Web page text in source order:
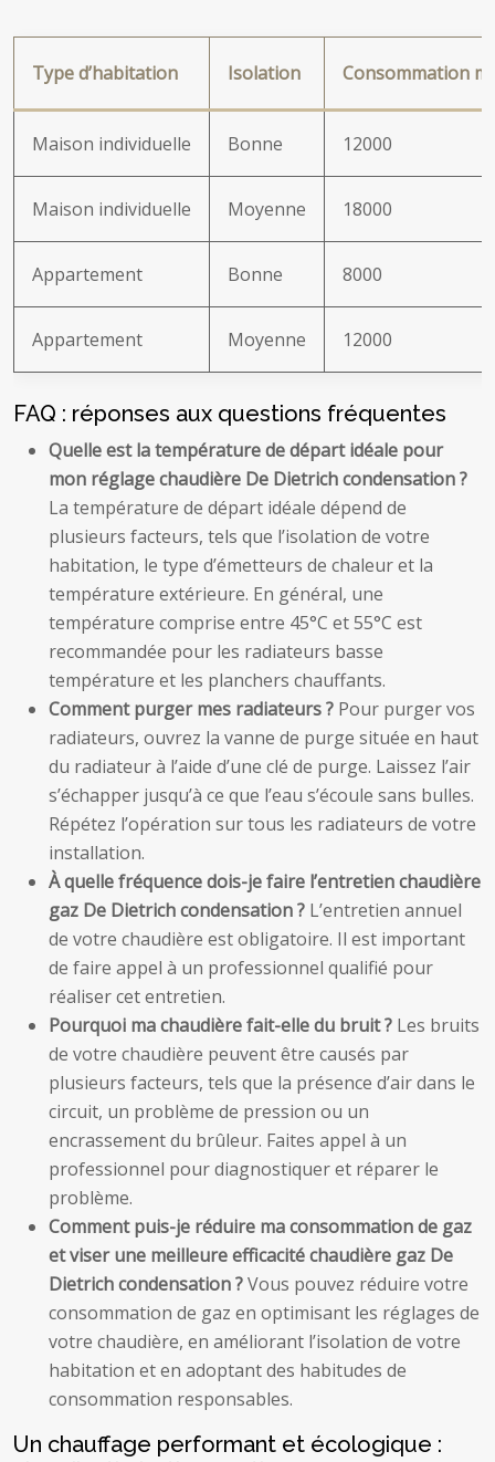
Type d’habitation Isolation Consommation
Maison individuelle Bonne 12000
Maison individuelle Moyenne 18000
Appartement Bonne 8000
Appartement Moyenne 12000
FAQ : réponses aux questions fréquentes
Quelle est la température de départ idéale pour
mon réglage chaudière De Dietrich condensation ?
La température de départ idéale dépend de
plusieurs facteurs, tels que l’isolation de votre
habitation, le type d’émetteurs de chaleur et la
température extérieure. En général, une
température comprise entre 45°C et 55°C est
recommandée pour les radiateurs basse
température et les planchers chauffants.
Comment purger mes radiateurs ? Pour purger vos
radiateurs, ouvrez la vanne de purge située en haut
du radiateur à l’aide d’une clé de purge. Laissez l’air
s’échapper jusqu’à ce que l’eau s’écoule sans bulles.
Répétez l’opération sur tous les radiateurs de votre
installation.
À quelle fréquence dois-je faire l’entretien chaudière
gaz De Dietrich condensation ? L’entretien annuel
de votre chaudière est obligatoire. Il est important
de faire appel à un professionnel qualifié pour
réaliser cet entretien.
Pourquoi ma chaudière fait-elle du bruit ? Les bruits
de votre chaudière peuvent être causés par
plusieurs facteurs, tels que la présence d’air dans le
circuit, un problème de pression ou un
encrassement du brûleur. Faites appel à un
professionnel pour diagnostiquer et réparer le
problème.
Comment puis-je réduire ma consommation de gaz
et viser une meilleure efficacité chaudière gaz De
Dietrich condensation ?Vous pouvez réduire votre
consommation de gaz en optimisant les réglages de
votre chaudière, en améliorant l’isolation de votre
habitation et en adoptant des habitudes de
consommation responsables.
Un chauffage performant et écologique :